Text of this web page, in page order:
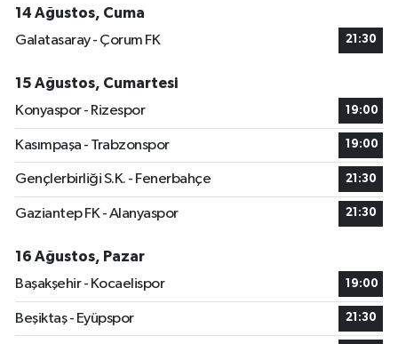
14 Ağustos, Cuma
Galatasaray - Çorum FK
21:30
15 Ağustos, Cumartesi
Konyaspor - Rizespor
19:00
Kasımpaşa - Trabzonspor 19:00
Gençlerbirliği S.K. - Fenerbahçe 21:30
Gaziantep FK - Alanyaspor 21:30
16 Ağustos, Pazar
Başakşehir - Kocaelispor
19:00
Beşiktaş - Eyüpspor 21:30